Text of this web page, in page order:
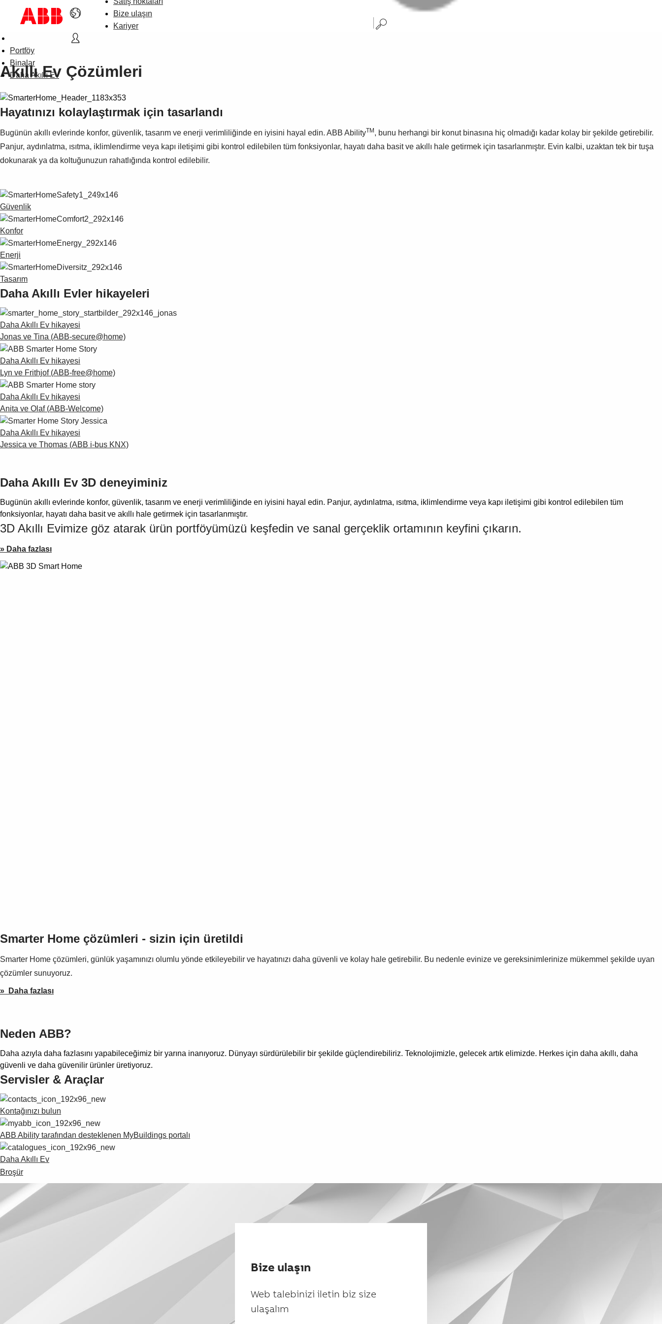
Bize ulaşın
Kariyer
Portföy
Binalar
Daha Akıllı Ev
Akıllı Ev Çözümleri
Hayatınızı kolaylaştırmak için tasarlandı
Bugünün akıllı evlerinde konfor, güvenlik, tasarım ve enerji verimliliğinde en iyisini hayal edin. ABB AbilityTM, bunu herhangi bir konut binasına hiç olmadığı kadar kolay bir şekilde getirebilir.
Panjur, aydınlatma, ısıtma, iklimlendirme veya kapı iletişimi gibi kontrol edilebilen tüm fonksiyonlar, hayatı daha basit ve akıllı hale getirmek için tasarlanmıştır. Evin kalbi, uzaktan tek bir tuşa
dokunarak ya da koltuğunuzun rahatlığında kontrol edilebilir.
Güvenlik
Konfor
Enerji
Tasarım
Daha Akıllı Evler hikayeleri
Daha Akıllı Ev hikayesi
Jonas ve Tina (ABB-secure@home)
Daha Akıllı Ev hikayesi
Lyn ve Frithjof (ABB-free@home)
Daha Akıllı Ev hikayesi
Anita ve Olaf (ABB-Welcome)
Daha Akıllı Ev hikayesi
Jessica ve Thomas (ABB i-bus KNX)
Daha Akıllı Ev 3D deneyiminiz
Bugünün akıllı evlerinde konfor, güvenlik, tasarım ve enerji verimliliğinde en iyisini hayal edin. Panjur, aydınlatma, ısıtma, iklimlendirme veya kapı iletişimi gibi kontrol edilebilen tüm
fonksiyonlar, hayatı daha basit ve akıllı hale getirmek için tasarlanmıştır.
3D Akıllı Evimize göz atarak ürün portföyümüzü keşfedin ve sanal gerçeklik ortamının keyfini çıkarın.
» Daha fazlası
Smarter Home çözümleri - sizin için üretildi
Smarter Home çözümleri, günlük yaşamınızı olumlu yönde etkileyebilir ve hayatınızı daha güvenli ve kolay hale getirebilir. Bu nedenle evinize ve gereksinimlerinize mükemmel şekilde uyan
çözümler sunuyoruz.
» Daha fazlası
Neden ABB?
Daha azıyla daha fazlasını yapabileceğimiz bir yarına inanıyoruz. Dünyayı sürdürülebilir bir şekilde güçlendirebiliriz. Teknolojimizle, gelecek artık elimizde. Herkes için daha akıllı, daha
güvenli ve daha güvenilir ürünler üretiyoruz.
Servisler & Araçlar
Kontağınızı bulun
ABB Ability tarafından desteklenen MyBuildings portalı
Daha Akıllı Ev
Broşür
Bize ulaşın
Web talebinizi iletin biz size
ulaşalım